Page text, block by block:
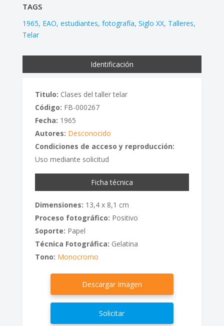
TAGS
1965 EAO estudiantes fotografía Siglo XX Talleres
Telar
Identificación
Titulo: Clases del taller telar
Código: FB-000267
Fecha: 1965
Autores: Desconocido
Condiciones de acceso y reproducción:
Uso mediante solicitud
Ficha técnica
Dimensiones: 13,4 x 8,1 cm
Proceso fotográfico: Positivo
Soporte: Papel
Técnica Fotográfica: Gelatina
Tono: Monocromo
Descargar Imagen
Solicitar